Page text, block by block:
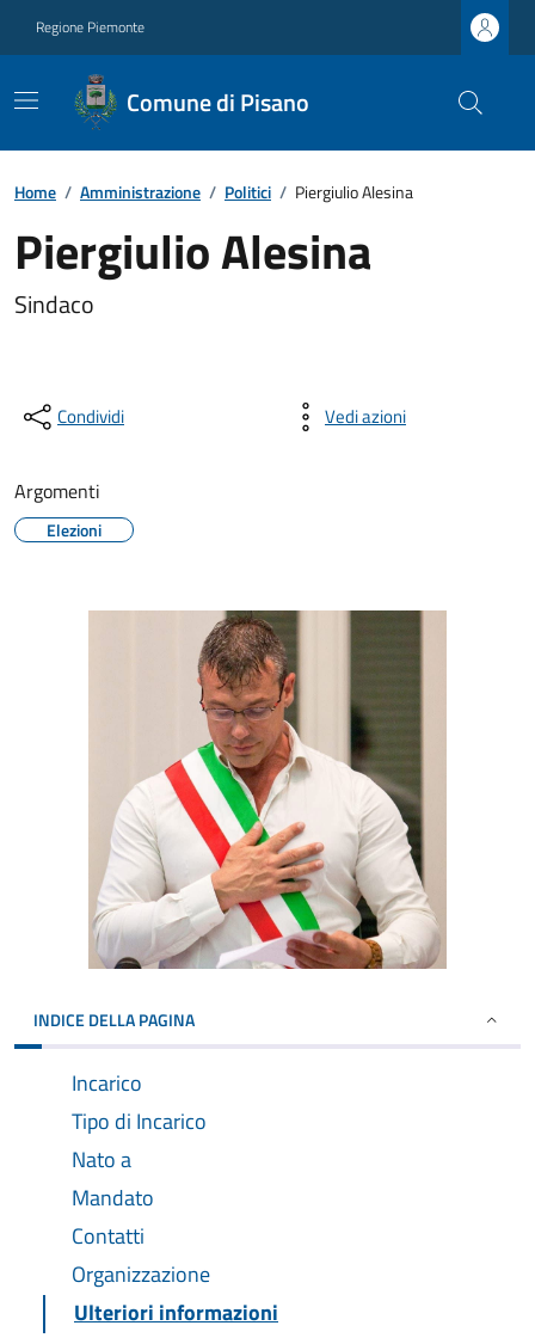
Regione Piemonte
Comune di Pisano
Home / Amministrazione / Politici / Piergiulio Alesina
Piergiulio Alesina
Sindaco
Condividi Vedi azioni
Argomenti
Elezioni
INDICE DELLA PAGINA
Incarico
Tipo di Incarico
Nato a
Mandato
Contatti
Organizzazione
Ulteriori informazioni